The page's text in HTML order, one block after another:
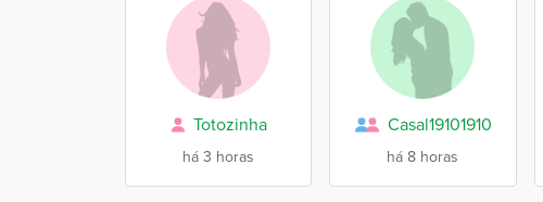
Totozinha
há 3 horas
Casal19101910
há 8 horas